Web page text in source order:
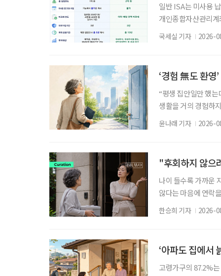
일반 ISA는 미사용
개인종합자산관리
소득을 전액 비과
의 10%를 소득공
국세실 기자 2026-
‘경험 無도 환영
“평생 집안일만 했
생활을 거의 경험하
같은 문턱 앞에 선
지 낯설다. 이들에
윤나래 기자 2026-
"후회하지 않으
나이 들수록 가까운
않다는 마음에 연락
관계라면 다시 살펴
다 자신의 이야기
한승희 기자 2026-
‘아파도 집에서
고령가구의 87.2%